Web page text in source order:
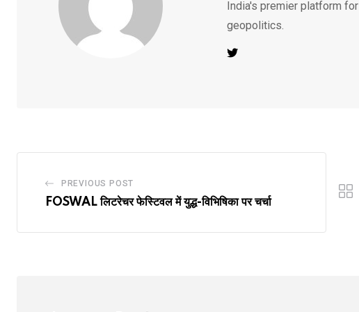
India's premier platform
geopolitics.
PREVIOUS POST
FOSWAL लिटरेचर फेस्टिवल में युद्ध-विभिषिका पर चर्चा